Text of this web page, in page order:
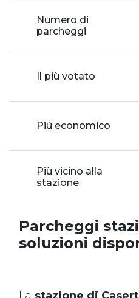
Numero di
parcheggi
Il più votato
Più economico
Più vicino alla
stazione
Parcheggi
soluzioni